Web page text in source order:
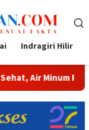
Indragiri Hilir
Tirta